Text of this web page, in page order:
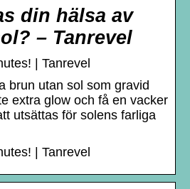
din hälsa av
– Tanrevel
| Tanrevel
brun utan sol som gravid
extra glow och få en vacker
utsättas för solens farliga
| Tanrevel